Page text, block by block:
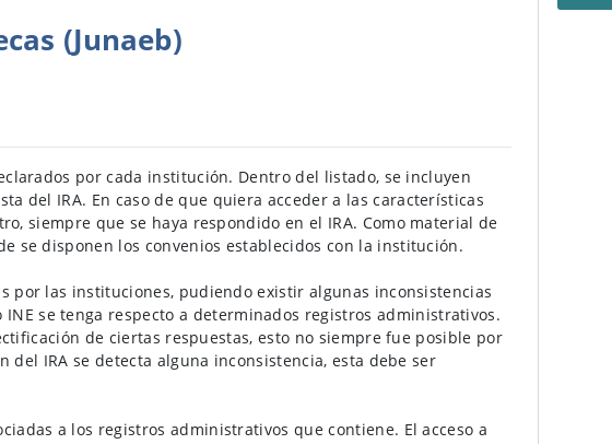
(Junaeb)
por cada institución. Dentro del listado, se incluyen
del IRA. En caso de que quiera acceder a las características
siempre que se haya respondido en el IRA. Como material de
se disponen los convenios establecidos con la institución.
por las instituciones, pudiendo existir algunas inconsistencias
se tenga respecto a determinados registros administrativos.
de ciertas respuestas, esto no siempre fue posible por
IRA se detecta alguna inconsistencia, esta debe ser
a los registros administrativos que contiene. El acceso a